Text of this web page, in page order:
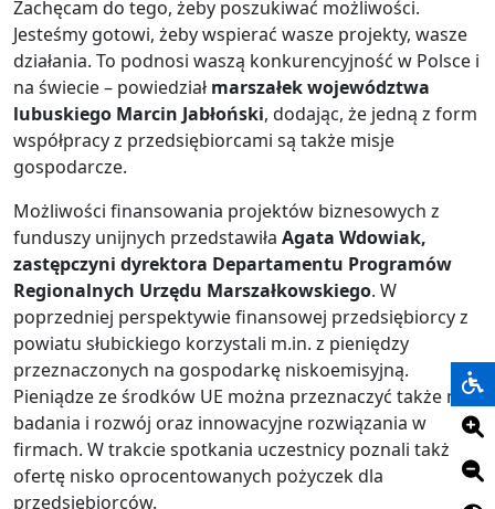
Zachęcam do tego, żeby poszukiwać możliwości.
Jesteśmy gotowi, żeby wspierać wasze projekty, wasze
działania. To podnosi waszą konkurencyjność w Polsce i
na świecie – powiedział marszałek województwa
lubuskiego Marcin Jabłoński, dodając, że jedną z form
współpracy z przedsiębiorcami są także misje
gospodarcze.
Możliwości finansowania projektów biznesowych z
funduszy unijnych przedstawiła Agata Wdowiak,
zastępczyni dyrektora Departamentu Programów
Regionalnych Urzędu Marszałkowskiego. W
poprzedniej perspektywie finansowej przedsiębiorcy z
powiatu słubickiego korzystali m.in. z pieniędzy
przeznaczonych na gospodarkę niskoemisyjną.
Pieniądze ze środków UE można przeznaczyć także na
badania i rozwój oraz innowacyjne rozwiązania w
firmach. W trakcie spotkania uczestnicy poznali także
ofertę nisko oprocentowanych pożyczek dla
przedsiębiorców.